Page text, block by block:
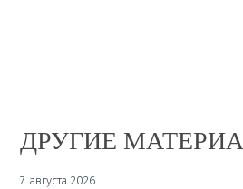
ДРУГИЕ
7 августа 2026